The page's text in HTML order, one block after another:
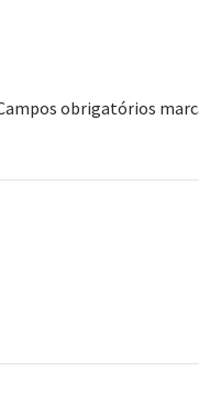
obrigatórios